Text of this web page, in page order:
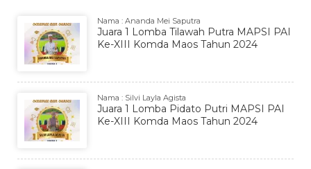
Nama : Ananda Mei Saputra
Juara 1 Lomba Tilawah Putra MAPSI PAI
Ke-XIII Komda Maos Tahun 2024
Nama : Silvi Layla Agista
Juara 1 Lomba Pidato Putri MAPSI PAI
Ke-XIII Komda Maos Tahun 2024